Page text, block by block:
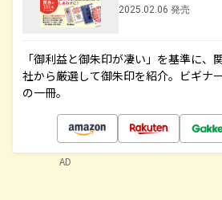
2025.02.06 発売
「御利益と御朱印が凄い」を基準に、
社から厳選して御朱印を紹介。ビギナ
の一冊。
AD